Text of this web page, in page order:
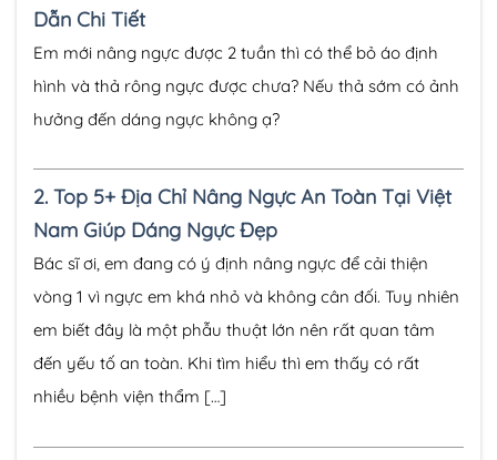
Dẫn Chi Tiết
Em mới nâng ngực được 2 tuần thì có thể bỏ áo định
hình và thả rông ngực được chưa? Nếu thả sớm có ảnh
hưởng đến dáng ngực không ạ?
2. Top 5+ Địa Chỉ Nâng Ngực An Toàn Tại Việt
Nam Giúp Dáng Ngực Đẹp
Bác sĩ ơi, em đang có ý định nâng ngực để cải thiện
vòng 1 vì ngực em khá nhỏ và không cân đối. Tuy nhiên
em biết đây là một phẫu thuật lớn nên rất quan tâm
đến yếu tố an toàn. Khi tìm hiểu thì em thấy có rất
nhiều bệnh viện thẩm […]